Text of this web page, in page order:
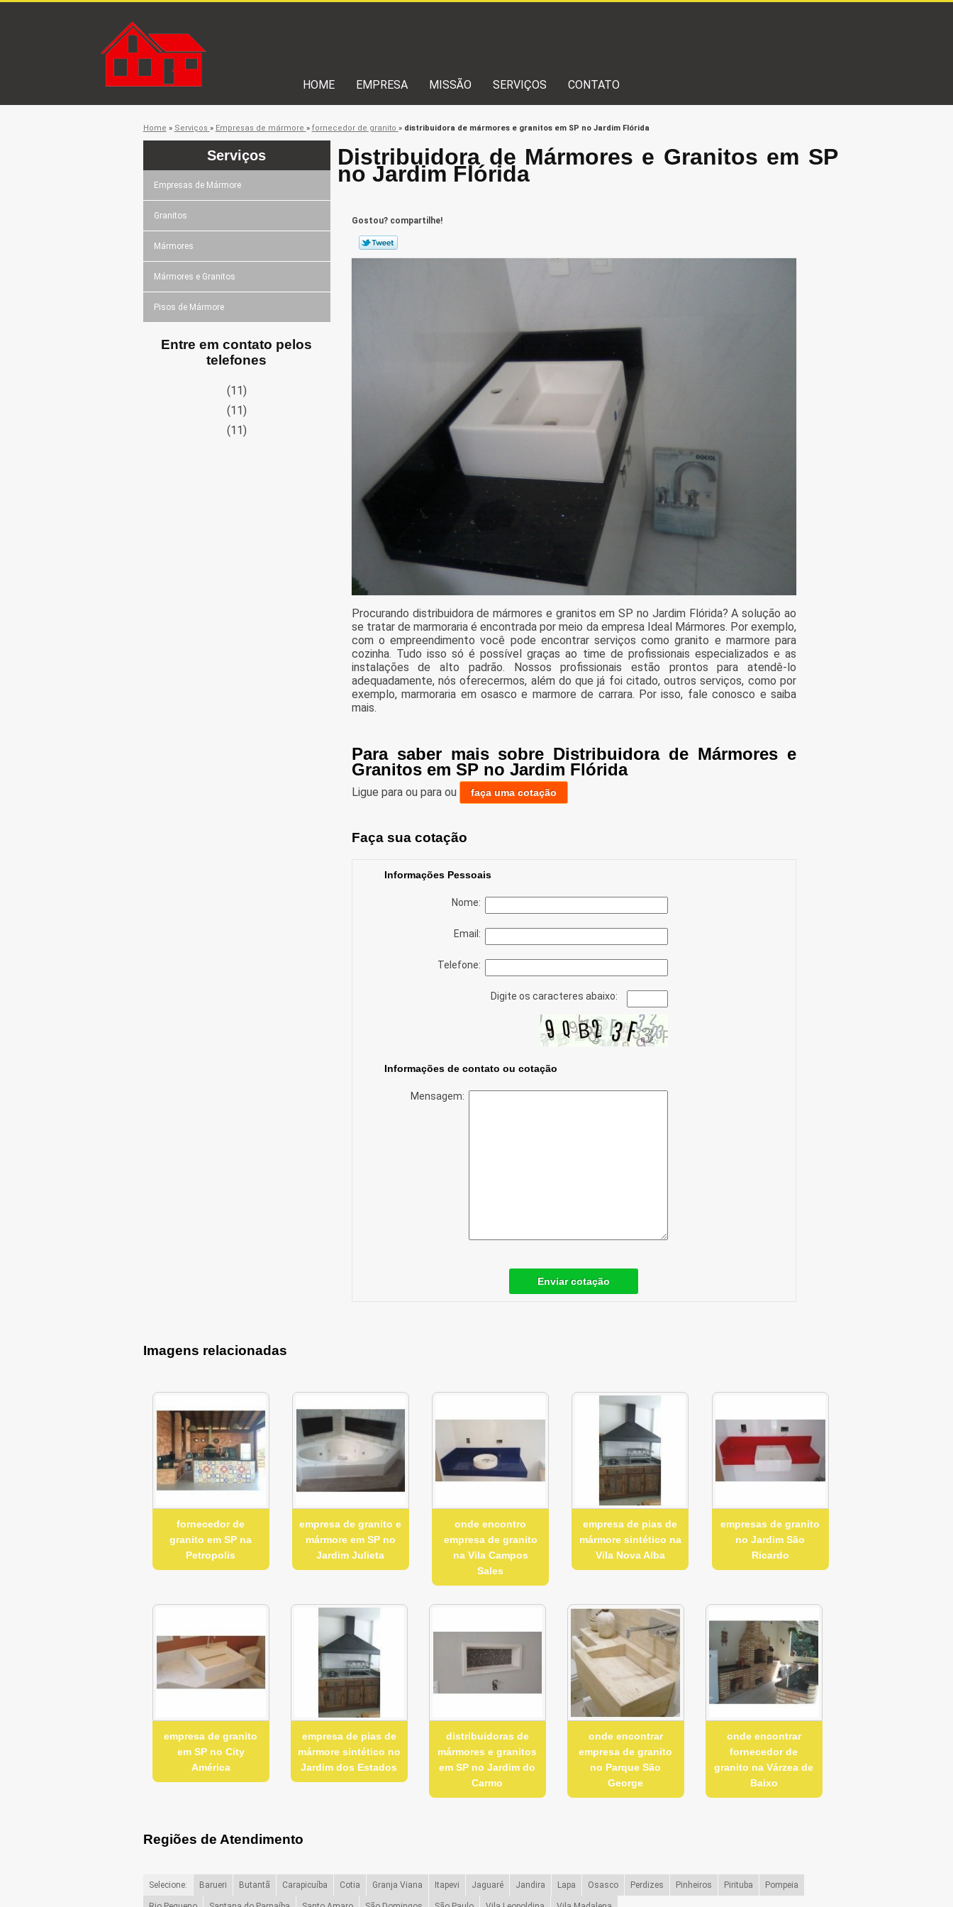
HOME EMPRESA MISSÃO SERVIÇOS CONTATO
Home » Serviços » Empresas de mármore » fornecedor de granito » distribuidora de mármores e granitos em SP no Jardim Flórida
Serviços
Empresas de Mármore
Granitos
Mármores
Mármores e Granitos
Pisos de Mármore
Entre em contato pelos
telefones
(11)
(11)
(11)
Distribuidora de Mármores e Granitos em SP
no Jardim Flórida
Gostou? compartilhe!
Procurando distribuidora de mármores e granitos em SP no Jardim Flórida? A solução ao
se tratar de marmoraria é encontrada por meio da empresa Ideal Mármores. Por exemplo,
com o empreendimento você pode encontrar serviços como granito e marmore para
cozinha. Tudo isso só é possível graças ao time de profissionais especializados e as
instalações de alto padrão. Nossos profissionais estão prontos para atendê-lo
adequadamente, nós oferecermos, além do que já foi citado, outros serviços, como por
exemplo, marmoraria em osasco e marmore de carrara. Por isso, fale conosco e saiba
mais.
Para saber mais sobre Distribuidora de Mármores e
Granitos em SP no Jardim Flórida
Ligue para ou para ou faça uma cotação
Faça sua cotação
Informações Pessoais
Nome:
Email:
Telefone:
Digite os caracteres abaixo:
Informações de contato ou cotação
Mensagem:
Enviar cotação
Imagens relacionadas
fornecedor de
granito em SP na
Petropolis
empresa de granito e
mármore em SP no
Jardim Julieta
onde encontro
empresa de granito
na Vila Campos
Sales
empresa de pias de
mármore sintético na
Vila Nova Alba
empresas de granito
no Jardim São
Ricardo
empresa de granito
em SP no City
América
empresa de pias de
mármore sintético no
Jardim dos Estados
distribuidoras de
mármores e granitos
em SP no Jardim do
Carmo
onde encontrar
empresa de granito
no Parque São
George
onde encontrar
fornecedor de
granito na Várzea de
Baixo
Regiões de Atendimento
Selecione: Barueri Butantã Carapicuíba Cotia Granja Viana Itapevi Jaguaré Jandira Lapa Osasco Perdizes Pinheiros Pirituba Pompeia